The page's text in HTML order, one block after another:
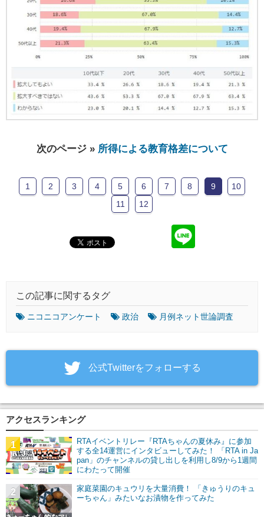
次のページ » 所得による教育格差について
1 2 3 4 5 6 7 8 9
10
11
12
この記事に関するタグ
ニコニコアンケート 政治 月例ネット世論調査
‎公式Twitterをフォローする
アクセスランキング
RTAイベントリレー『RTAちゃんの夏休み』に参加
する全14運営にインタビューしてみた！ 「RTA in Ja
pan」のチャンネルの貸し出しを利用し8/9から1週間
にわたって開催
1
家庭菜園のキュウリを大量消費！ 「きゅうりのキュ
ーちゃん」みたいなお漬物を作ってみた
2